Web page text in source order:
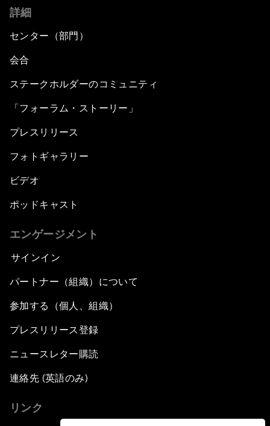
詳細
センター（部門）
会合
ステークホルダーのコミュニティ
「フォーラム・ストーリー」
プレスリリース
フォトギャラリー
ビデオ
ポッドキャスト
エンゲージメント
サインイン
パートナー（組織）について
参加する（個人、組織）
プレスリリース登録
ニュースレター購読
連絡先 (英語のみ)
リンク